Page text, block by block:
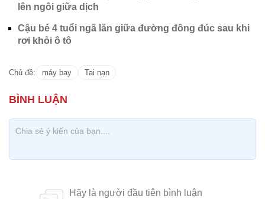
lên ngôi giữa dịch
Cậu bé 4 tuổi ngã lăn giữa đường đông đúc sau khi
rơi khỏi ô tô
Chủ đề: máy bay Tai nạn